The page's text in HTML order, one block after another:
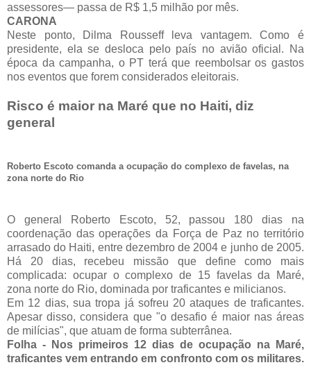
assessores— passa de R$ 1,5 milhão por mês.
CARONA
Neste ponto, Dilma Rousseff leva vantagem. Como é
presidente, ela se desloca pelo país no avião oficial. Na
época da campanha, o PT terá que reembolsar os gastos
nos eventos que forem considerados eleitorais.
Risco é maior na Maré que no Haiti, diz
general
Roberto Escoto comanda a ocupação do complexo de favelas, na
zona norte do Rio
O general Roberto Escoto, 52, passou 180 dias na
coordenação das operações da Força de Paz no território
arrasado do Haiti, entre dezembro de 2004 e junho de 2005.
Há 20 dias, recebeu missão que define como mais
complicada: ocupar o complexo de 15 favelas da Maré,
zona norte do Rio, dominada por traficantes e milicianos.
Em 12 dias, sua tropa já sofreu 20 ataques de traficantes.
Apesar disso, considera que "o desafio é maior nas áreas
de milícias", que atuam de forma subterrânea.
Folha - Nos primeiros 12 dias de ocupação na Maré,
traficantes vem entrando em confronto com os militares.